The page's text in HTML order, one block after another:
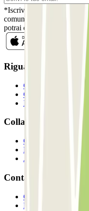
*Iscrivendoti, accetti la
comunicazioni
potrai disiscriverti quando
Riguardo a Parclcik
Chi siamo
Come funziona?
I Nostri Parcheggi
Collaboriamo?
Collaboratori
Proprietari di
Affiliati
Contatto
Contattaci
FAQ